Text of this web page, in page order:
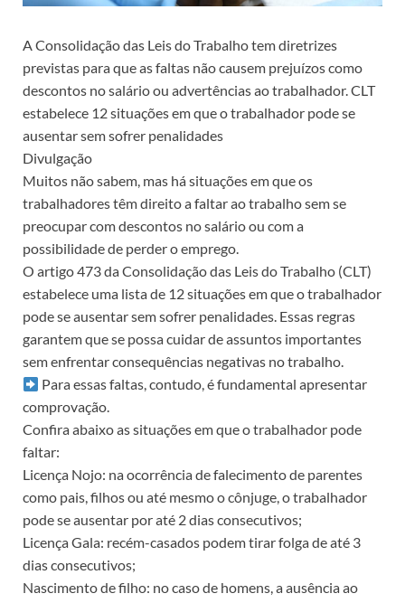
A Consolidação das Leis do Trabalho tem diretrizes
previstas para que as faltas não causem prejuízos como
descontos no salário ou advertências ao trabalhador. CLT
estabelece 12 situações em que o trabalhador pode se
ausentar sem sofrer penalidades
Divulgação
Muitos não sabem, mas há situações em que os
trabalhadores têm direito a faltar ao trabalho sem se
preocupar com descontos no salário ou com a
possibilidade de perder o emprego.
O artigo 473 da Consolidação das Leis do Trabalho (CLT)
estabelece uma lista de 12 situações em que o trabalhador
pode se ausentar sem sofrer penalidades. Essas regras
garantem que se possa cuidar de assuntos importantes
sem enfrentar consequências negativas no trabalho.
Para essas faltas, contudo, é fundamental apresentar
comprovação.
Confira abaixo as situações em que o trabalhador pode
faltar:
Licença Nojo: na ocorrência de falecimento de parentes
como pais, filhos ou até mesmo o cônjuge, o trabalhador
pode se ausentar por até 2 dias consecutivos;
Licença Gala: recém-casados podem tirar folga de até 3
dias consecutivos;
Nascimento de filho: no caso de homens, a ausência ao